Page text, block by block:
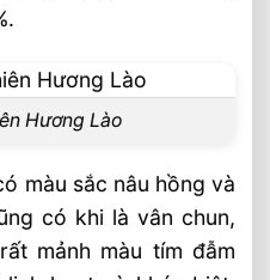
Hương Lào
màu sắc nâu hồng và
có khi là vân chun,
mảnh màu tím đẫm